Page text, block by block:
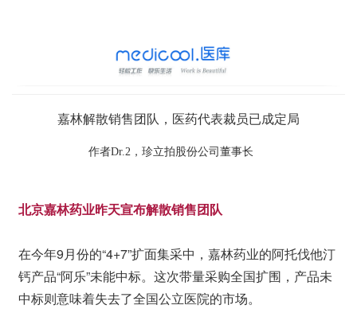
嘉林解散销售团队，医药代表裁员已成定局
作者Dr.2，珍立拍股份公司董事长
北京嘉林药业昨天宣布解散销售团队
在今年9月份的“4+7”扩面集采中，嘉林药业的阿托伐他汀
钙产品“阿乐”未能中标。这次带量采购全国扩围，产品未
中标则意味着失去了全国公立医院的市场。